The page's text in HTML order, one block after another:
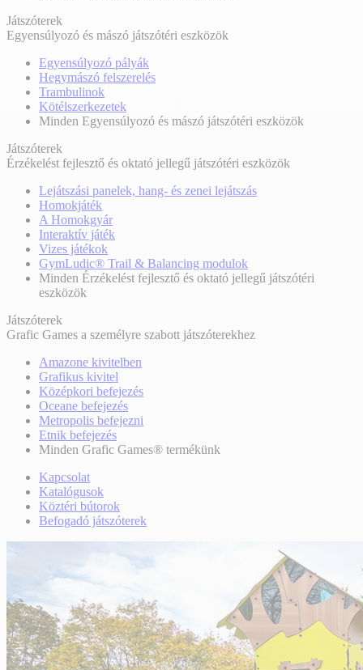
Játszóterek
Egyensúlyozó és mászó játszótéri eszközök
Egyensúlyozó pályák
Hegymászó felszerelés
Trambulinok
Kötélszerkezetek
Minden Egyensúlyozó és mászó játszótéri eszközök
Játszóterek
Érzékelést fejlesztő és oktató jellegű játszótéri eszközök
Lejátszási panelek, hang- és zenei lejátszás
Homokjáték
A Homokgyár
Interaktív játék
Vizes játékok
GymLudic® Trail & Balancing modulok
Minden Érzékelést fejlesztő és oktató jellegű játszótéri
eszközök
Játszóterek
Grafic Games a személyre szabott játszóterekhez
Amazone kivitelben
Grafikus kivitel
Középkori befejezés
Oceane befejezés
Metropolis befejezni
Etnik befejezés
Minden Grafic Games® termékünk
Kapcsolat
Katalógusok
Köztéri bútorok
Befogadó játszóterek